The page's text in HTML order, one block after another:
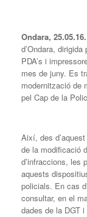
Ondara, 25.05.16.
d’Ondara,
PDA’s i
mes de juny. Es
modernització de
pel Cap de la
Així, des
de la modificació
d’infraccions, les
aquests
policials. En cas
consultar, en el
dades de la DGT